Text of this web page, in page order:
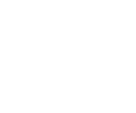
радость,
малыша, у ребенка
на
многих арт-
коррекции психических
рисования позволяют